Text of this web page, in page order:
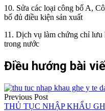
10. Sửa các loại công bố A,
bố đủ điều kiện sản xuất
11. Dịch vụ làm chứng chỉ lưu
trong nước
Điều hướng bài
Previous Post
THỦ TỤC NHẬP KHẨU